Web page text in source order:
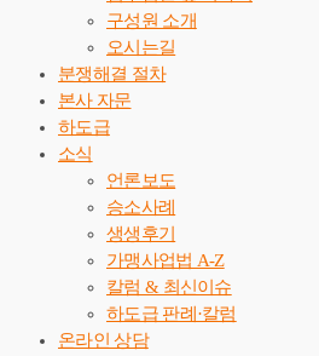
구성원 소개
오시는길
분쟁해결 절차
본사 자문
하도급
소식
언론보도
승소사례
생생후기
가맹사업법 A-Z
칼럼 & 최신이슈
하도급 판례·칼럼
온라인 상담